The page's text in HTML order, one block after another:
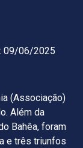
09/06/2025
(Associação)
Além da
Bahêa, foram
e três triunfos